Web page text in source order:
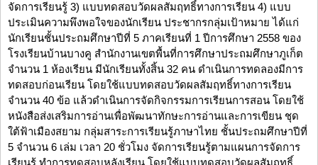
จัดการเรียนรู้ 3) แบบทดสอบวัดผลสัมฤทธิ์ทางการเรียน 4) แบบ
ประเมินความพึงพอใจของนักเรียน ประชากรกลุ่มเป้าหมาย ได้แก่
นักเรียนชั้นประถมศึกษาปีที่ 5 ภาคเรียนที่ 1 ปีการศึกษา 2558 ของ
โรงเรียนบ้านบางคู สำนักงานเขตพื้นที่การศึกษาประถมศึกษาภูเก็ต
จำนวน 1 ห้องเรียน มีนักเรียนทั้งสิ้น 32 คน ดำเนินการทดลองมีการ
ทดสอบก่อนเรียน โดยใช้แบบทดสอบวัดผลสัมฤทธิ์ทางการเรียน
จำนวน 40 ข้อ แล้วดำเนินการจัดกิจกรรมการเรียนการสอน โดยใช้
หนังสือส่งเสริมการอ่านเพื่อพัฒนาทักษะการอ่านและการเขียน ชุด
ใต้ฟ้าเมืองสยาม กลุ่มสาระการเรียนรู้ภาษาไทย ชั้นประถมศึกษาปีที่
5 จำนวน 6 เล่ม เวลา 20 ชั่วโมง จัดการเรียนรู้ตามแผนการจัดการ